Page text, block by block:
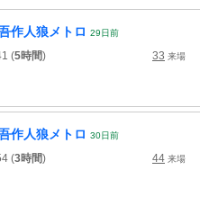
作人狼メトロ 29日前
(5時間) 33 来場
作人狼メトロ 30日前
(3時間) 44 来場